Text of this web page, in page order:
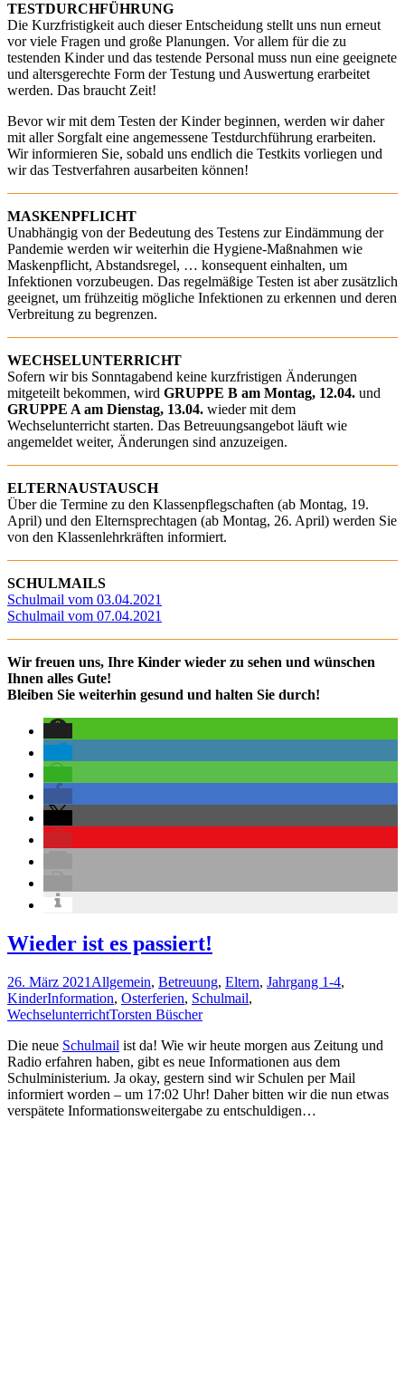
TESTDURCHFÜHRUNG
Die Kurzfristigkeit auch dieser Entscheidung stellt uns nun erneut
vor viele Fragen und große Planungen. Vor allem für die zu
testenden Kinder und das testende Personal muss nun eine geeignete
und altersgerechte Form der Testung und Auswertung erarbeitet
werden. Das braucht Zeit!
Bevor wir mit dem Testen der Kinder beginnen, werden wir daher
mit aller Sorgfalt eine angemessene Testdurchführung erarbeiten.
Wir informieren Sie, sobald uns endlich die Testkits vorliegen und
wir das Testverfahren ausarbeiten können!
MASKENPFLICHT
Unabhängig von der Bedeutung des Testens zur Eindämmung der
Pandemie werden wir weiterhin die Hygiene-Maßnahmen wie
Maskenpflicht, Abstandsregel, … konsequent einhalten, um
Infektionen vorzubeugen. Das regelmäßige Testen ist aber zusätzlich
geeignet, um frühzeitig mögliche Infektionen zu erkennen und deren
Verbreitung zu begrenzen.
WECHSELUNTERRICHT
Sofern wir bis Sonntagabend keine kurzfristigen Änderungen
mitgeteilt bekommen, wird GRUPPE B am Montag, 12.04. und
GRUPPE A am Dienstag, 13.04. wieder mit dem
Wechselunterricht starten. Das Betreuungsangebot läuft wie
angemeldet weiter, Änderungen sind anzuzeigen.
ELTERNAUSTAUSCH
Über die Termine zu den Klassenpflegschaften (ab Montag, 19.
April) und den Elternsprechtagen (ab Montag, 26. April) werden Sie
von den Klassenlehrkräften informiert.
SCHULMAILS
Schulmail vom 03.04.2021
Schulmail vom 07.04.2021
Wir freuen uns, Ihre Kinder wieder zu sehen und wünschen
Ihnen alles Gute!
Bleiben Sie weiterhin gesund und halten Sie durch!
Wieder ist es passiert!
26. März 2021 Allgemein, Betreuung, Eltern, Jahrgang 1-4,
KinderInformation, Osterferien, Schulmail,
WechselunterrichtTorsten Büscher
Die neue Schulmail ist da! Wie wir heute morgen aus Zeitung und
Radio erfahren haben, gibt es neue Informationen aus dem
Schulministerium. Ja okay, gestern sind wir Schulen per Mail
informiert worden – um 17:02 Uhr! Daher bitten wir die nun etwas
verspätete Informationsweitergabe zu entschuldigen…